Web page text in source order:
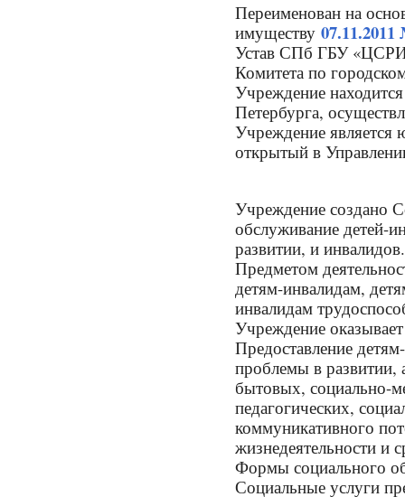
Переименован на
имуществу
Устав СПб ГБУ
Комитета по
Учреждение
Петербурга,
Учреждение является
открытый в
Учреждение создано
обслуживание детей-
развитии, и инвалидов.
Предметом
детям-инвалидам,
инвалидам
Учреждение
Предоставление
проблемы в развитии,
бытовых, социально-
педагогических,
коммуникативного
жизнедеятельности и
Формы социального
Социальные услуги